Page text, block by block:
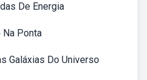
De Energia
Na Ponta
Galáxias Do Universo